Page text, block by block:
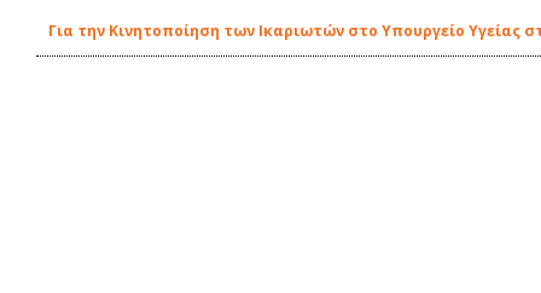
Για την Κινητοποίηση των Ικαριωτών στο Υπουργείο Υγείας